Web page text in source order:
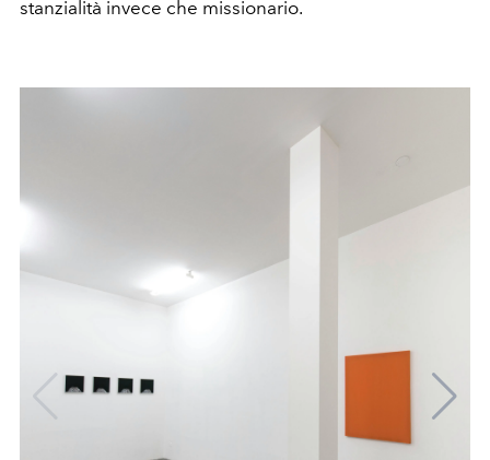
stanzialità invece che missionario.